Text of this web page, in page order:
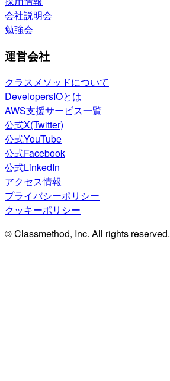
会社説明会
勉強会
運営会社
クラスメソッドについて
DevelopersIOとは
AWS支援サービス一覧
公式X(Twitter)
公式YouTube
公式Facebook
公式LinkedIn
アクセス情報
プライバシーポリシー
クッキーポリシー
© Classmethod, Inc. All rights reserved.